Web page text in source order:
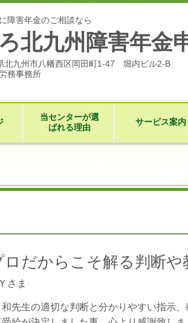
障害年金のご相談なら
北九州障害年金
北九州市八幡西区岡田町1-47 堀内ビル2-B
務事務所
当センターが選
ばれる理由
サービス案内
ロだからこそ解る判断や
さま
先生の適切な判断と分かりやすい指示、